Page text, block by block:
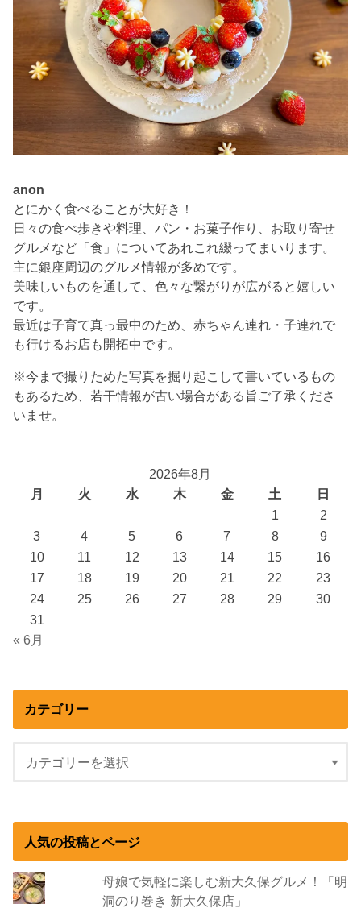
anon
とにかく食べることが大好き！
日々の食べ歩きや料理、パン・お菓子作り、お取り寄せ
グルメなど「食」についてあれこれ綴ってまいります。
主に銀座周辺のグルメ情報が多めです。
美味しいものを通して、色々な繋がりが広がると嬉しい
です。
最近は子育て真っ最中のため、赤ちゃん連れ・子連れで
も行けるお店も開拓中です。
※今まで撮りためた写真を掘り起こして書いているもの
もあるため、若干情報が古い場合がある旨ご了承くださ
いませ。
2026年8月
月
火 水 木 金 土
日
1
2
3
4 5 6 7 8
9
10
11 12 13 14 15
16
17
18 19 20 21 22
23
24
25 26 27 28 29
30
31
« 6月
カテゴリー
人気の投稿とページ
母娘で気軽に楽しむ新大久保グルメ！「明
洞のり巻き 新大久保店」